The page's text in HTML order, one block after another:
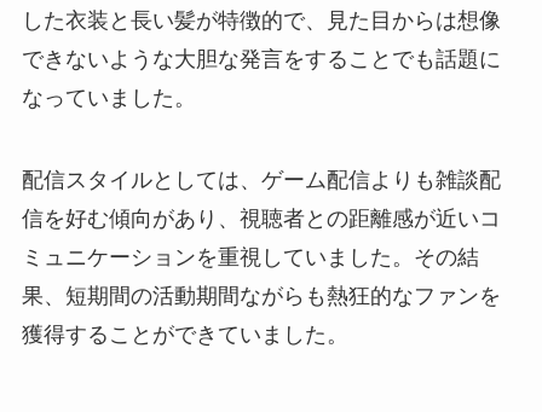
した衣装と長い髪が特徴的で、見た目からは想像
できないような大胆な発言をすることでも話題に
なっていました。
配信スタイルとしては、ゲーム配信よりも雑談配
信を好む傾向があり、視聴者との距離感が近いコ
ミュニケーションを重視していました。その結
果、短期間の活動期間ながらも熱狂的なファンを
獲得することができていました。